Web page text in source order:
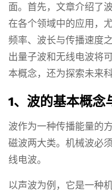
面。首先，文章介绍了
在各个领域中的应用，
频率、波长与传播速度
出量子波和无线电波将
本概念，还为探索未来
1、波的基本概念
波作为一种传播能量的
磁波两大类。机械波必
线电波。
以声波为例，它是一种